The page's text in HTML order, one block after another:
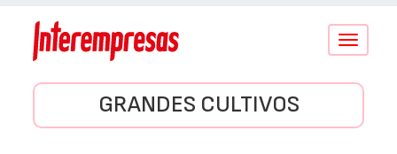
Conmutar
GRANDES CULTIVOS